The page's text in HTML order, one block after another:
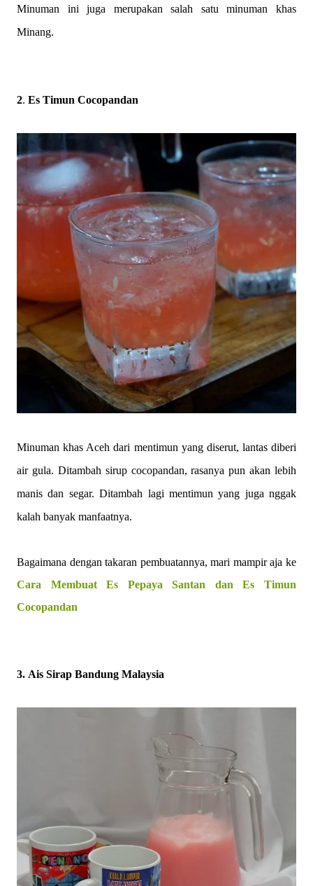
Minuman ini juga merupakan salah satu minuman khas
Minang.
2. Es Timun Cocopandan
Minuman khas Aceh dari mentimun yang diserut, lantas diberi
air gula. Ditambah sirup cocopandan, rasanya pun akan lebih
manis dan segar. Ditambah lagi mentimun yang juga nggak
kalah banyak manfaatnya.
Bagaimana dengan takaran pembuatannya, mari mampir aja ke
Cara Membuat Es Pepaya Santan dan Es Timun
Cocopandan
3. Ais Sirap Bandung Malaysia